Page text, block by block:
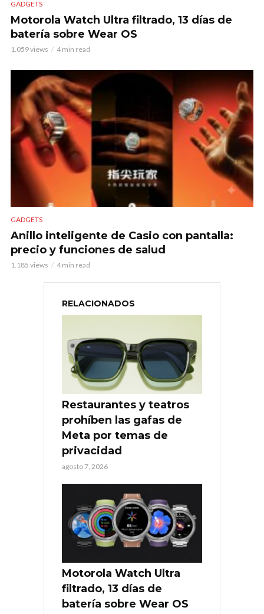
GADGETS
Motorola Watch Ultra filtrado, 13 días de
batería sobre Wear OS
1.059 views 4 min read
GADGETS
Anillo inteligente de Casio con pantalla:
precio y funciones de salud
1.185 views 4 min read
RELACIONADOS
Restaurantes y teatros
prohíben las gafas de
Meta por temas de
privacidad
agosto 7, 2026
Motorola Watch Ultra
filtrado, 13 días de
batería sobre Wear OS